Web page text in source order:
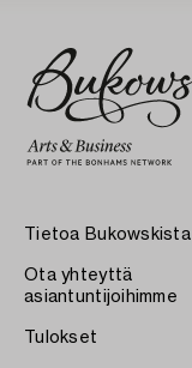
Tietoa Bukowskista
Ota yhteyttä
asiantuntijoihimme
Tulokset